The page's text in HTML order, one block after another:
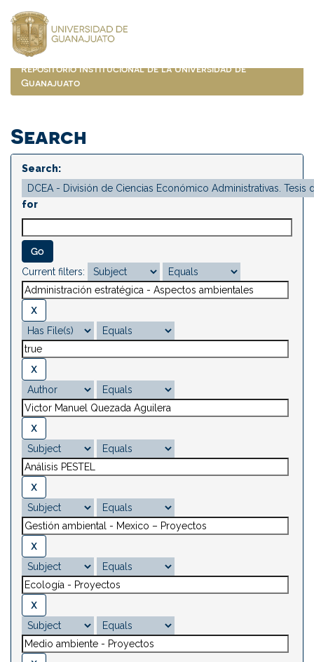
navigation
Repositorio Institucional de la Universidad de
Guanajuato
Search
Search:
for
Current filters: